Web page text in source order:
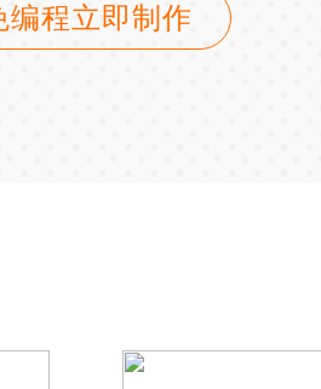
编程立即制作